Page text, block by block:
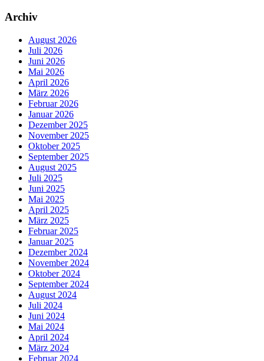
Archiv
August 2026
Juli 2026
Juni 2026
Mai 2026
April 2026
März 2026
Februar 2026
Januar 2026
Dezember 2025
November 2025
Oktober 2025
September 2025
August 2025
Juli 2025
Juni 2025
Mai 2025
April 2025
März 2025
Februar 2025
Januar 2025
Dezember 2024
November 2024
Oktober 2024
September 2024
August 2024
Juli 2024
Juni 2024
Mai 2024
April 2024
März 2024
Februar 2024